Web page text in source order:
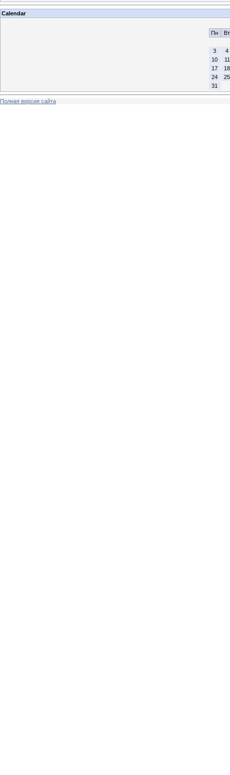
Calendar
Пн
Вт
3
4
10
11
17
18
24
25
31
Полная версия сайта